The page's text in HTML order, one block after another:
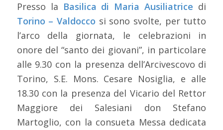
Presso la Basilica di Maria Ausiliatrice di
Torino – Valdocco si sono svolte, per tutto
l’arco della giornata, le celebrazioni in
onore del “santo dei giovani”, in particolare
alle 9.30 con la presenza dell’Arcivescovo di
Torino, S.E. Mons. Cesare Nosiglia, e alle
18.30 con la presenza del Vicario del Rettor
Maggiore dei Salesiani don Stefano
Martoglio, con la consueta Messa dedicata